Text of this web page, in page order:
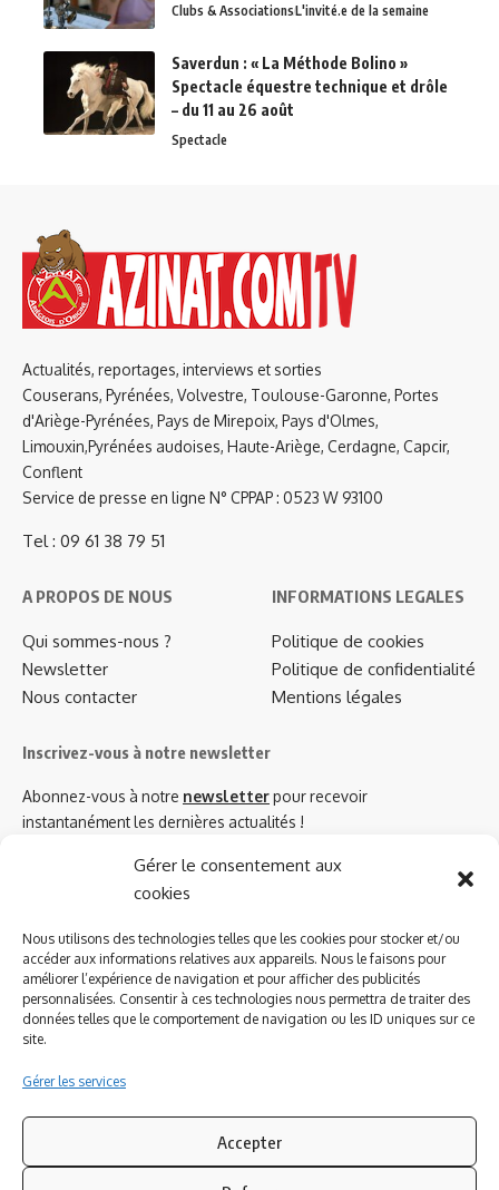
Gérer le consentement aux
cookies
Nous utilisons des technologies telles que les cookies pour stocker et/ou
accéder aux informations relatives aux appareils. Nous le faisons pour
améliorer l’expérience de navigation et pour afficher des publicités
personnalisées. Consentir à ces technologies nous permettra de traiter des
données telles que le comportement de navigation ou les ID uniques sur ce
site.
Gérer les services
Accepter
Clubs & AssociationsL'invité.e de la semaine
Saverdun : « La Méthode Bolino »
Spectacle équestre technique et drôle
– du 11 au 26 août
Spectacle
Actualités, reportages, interviews et sorties
Couserans, Pyrénées, Volvestre, Toulouse-Garonne, Portes
d'Ariège-Pyrénées, Pays de Mirepoix, Pays d'Olmes,
Limouxin,Pyrénées audoises, Haute-Ariège, Cerdagne, Capcir,
Conflent
Service de presse en ligne N° CPPAP : 0523 W 93100
Tel : 09 61 38 79 51
A PROPOS DE NOUS
Qui sommes-nous ?
Newsletter
Nous contacter
INFORMATIONS LEGALES
Politique de cookies
Politique de confidentialité
Mentions légales
Inscrivez-vous à notre newsletter
Abonnez-vous à notre newsletterpour recevoir
instantanément les dernières actualités !
Azinat.com TV soutient